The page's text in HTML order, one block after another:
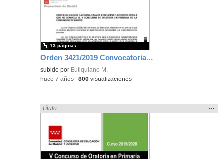
Orden 3421/2019 Convocatoria V Concurso de Oratoria
subido por Eutiquiano M.
13 páginas
-hace 7 años -800 visualizaciones
Encontrado «Oratoria» en:
Título
la
…